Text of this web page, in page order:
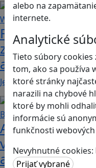
alebo na
internete.
Analytické
Tieto súbory
tom, ako sa používa
ktoré stránky
narazili na chybové
ktoré by mohli
informácie sú
funkčnosti
Nevyhnutné cookies:
Fotografujte
zachránili
adventure
Jednoduchá hra,
Ako biele
vírusom a
akcii je